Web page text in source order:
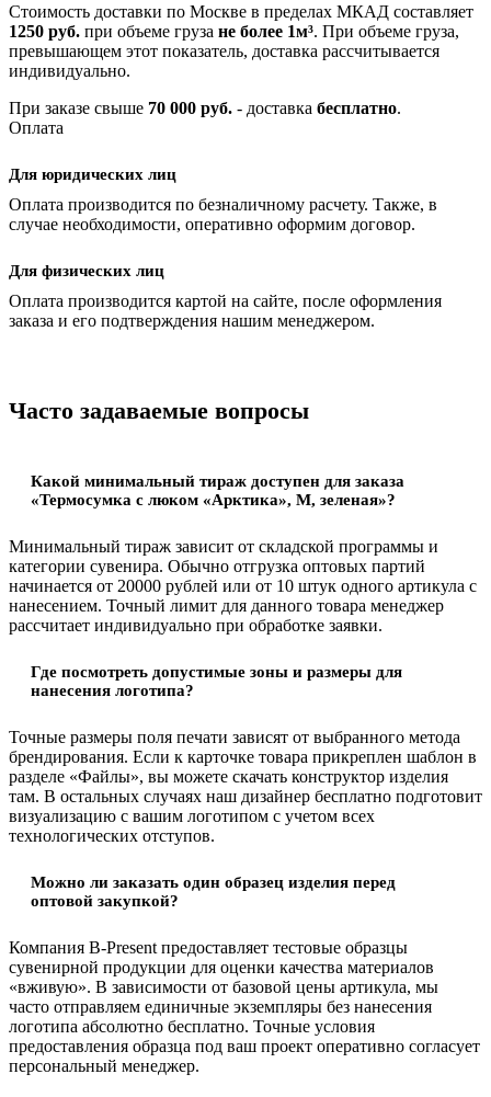
Стоимость доставки по Москве в пределах МКАД составляет
1250 руб. при объеме груза не более 1м³. При объеме груза,
превышающем этот показатель, доставка рассчитывается
индивидуально.
При заказе свыше 70 000 руб. - доставка бесплатно.
Оплата
Для юридических лиц
Оплата производится по безналичному расчету. Также, в
случае необходимости, оперативно оформим договор.
Для физических лиц
Оплата производится картой на сайте, после оформления
заказа и его подтверждения нашим менеджером.
Часто задаваемые вопросы
Какой минимальный тираж доступен для заказа
«Термосумка с люком «Арктика», M, зеленая»?
Минимальный тираж зависит от складской программы и
категории сувенира. Обычно отгрузка оптовых партий
начинается от 20000 рублей или от 10 штук одного артикула с
нанесением. Точный лимит для данного товара менеджер
рассчитает индивидуально при обработке заявки.
Где посмотреть допустимые зоны и размеры для
нанесения логотипа?
Точные размеры поля печати зависят от выбранного метода
брендирования. Если к карточке товара прикреплен шаблон в
разделе «Файлы», вы можете скачать конструктор изделия
там. В остальных случаях наш дизайнер бесплатно подготовит
визуализацию с вашим логотипом с учетом всех
технологических отступов.
Можно ли заказать один образец изделия перед
оптовой закупкой?
Компания B-Present предоставляет тестовые образцы
сувенирной продукции для оценки качества материалов
«вживую». В зависимости от базовой цены артикула, мы
часто отправляем единичные экземпляры без нанесения
логотипа абсолютно бесплатно. Точные условия
предоставления образца под ваш проект оперативно согласует
персональный менеджер.